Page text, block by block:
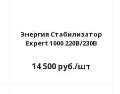
Энергия Cтабилизатор
Expert 1000 220В/230В
14 500 руб./шт